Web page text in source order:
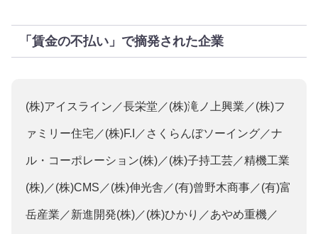
「賃金の不払い」で摘発された企業
(株)アイスライン／長栄堂／(株)滝ノ上興業／(株)フ
ァミリー住宅／(株)F.I／さくらんぼソーイング／ナ
ル・コーポレーション(株)／(株)子持工芸／精機工業
(株)／(株)CMS／(株)伸光舎／(有)曾野木商事／(有)富
岳産業／新進開発(株)／(株)ひかり／あやめ重機／